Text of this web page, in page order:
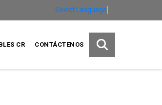
Select Language
CR CONTÁCTENOS